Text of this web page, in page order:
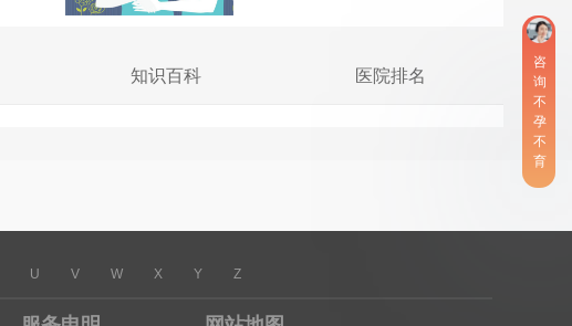
知识百科 医院排名
咨
询
不
孕
不
育
U V W X Y Z